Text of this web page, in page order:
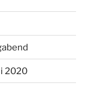
2020